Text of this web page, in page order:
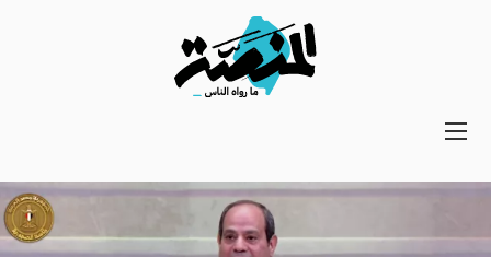
Main
Secondary